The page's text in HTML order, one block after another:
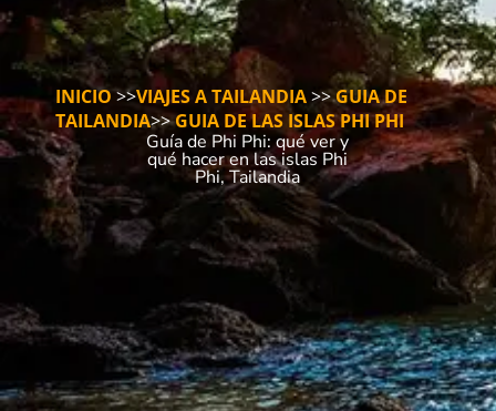
INICIO>>VIAJES A TAILANDIA>>GUIA DE
TAILANDIA>>GUIA DE LAS ISLAS PHI PHI
Guía de Phi Phi: qué ver y
qué hacer en las islas Phi
Phi, Tailandia